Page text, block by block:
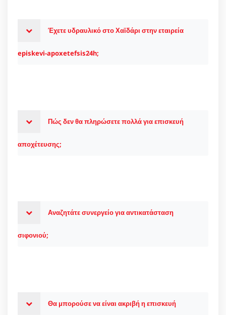
Έχετε υδραυλικό στο Χαϊδάρι στην εταιρεία
episkevi-apoxetefsis24h;
Πώς δεν θα πληρώσετε πολλά για επισκευή
αποχέτευσης;
Αναζητάτε συνεργείο για αντικατάσταση
σιφονιού;
Θα μπορούσε να είναι ακριβή η επισκευή